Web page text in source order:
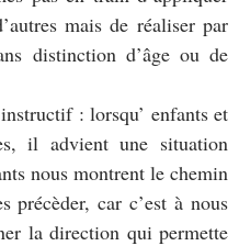
mais de réaliser par
distinction d’âge ou de
: lorsqu’ enfants et
il advient une situation
nous montrent le chemin
précèder, car c’est à nous
la direction qui permette